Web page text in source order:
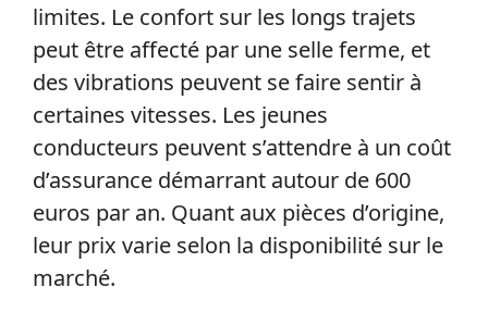
limites. Le confort sur les longs trajets
peut être affecté par une selle ferme, et
des vibrations peuvent se faire sentir à
certaines vitesses. Les jeunes
conducteurs peuvent s’attendre à un coût
d’assurance démarrant autour de 600
euros par an. Quant aux pièces d’origine,
leur prix varie selon la disponibilité sur le
marché.